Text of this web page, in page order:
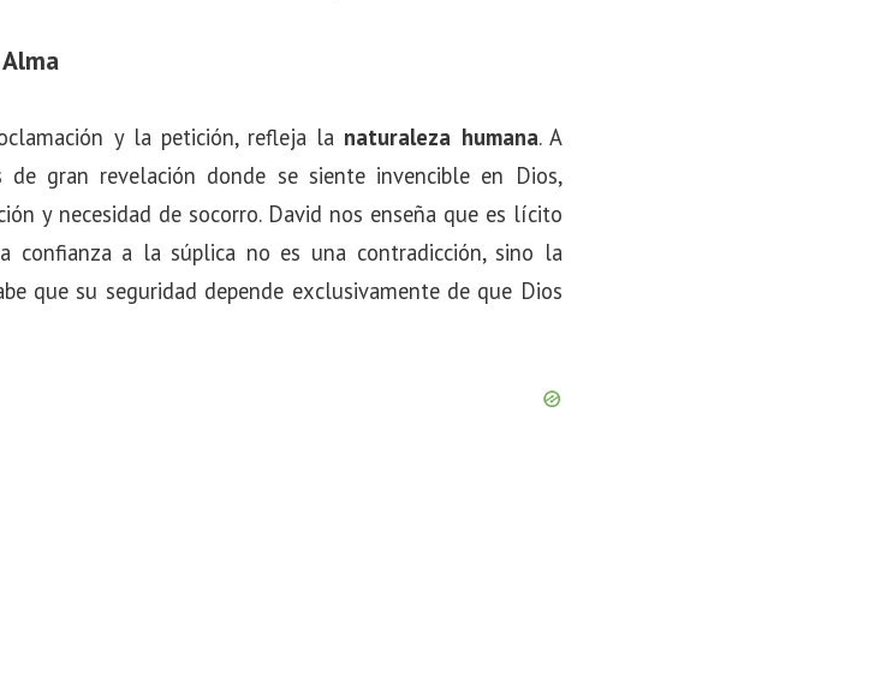
y la petición, refleja la naturaleza humana. A
gran revelación donde se siente invencible en Dios,
y necesidad de socorro. David nos enseña que es lícito
confianza a la súplica no es una contradicción, sino la
que su seguridad depende exclusivamente de que Dios